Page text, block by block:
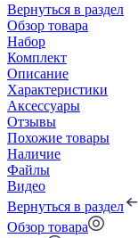
Вернуться в раздел
Обзор товара
Набор
Комплект
Описание
Характеристики
Аксессуары
Отзывы
Похожие товары
Наличие
Файлы
Видео
Вернуться в раздел
Обзор товара